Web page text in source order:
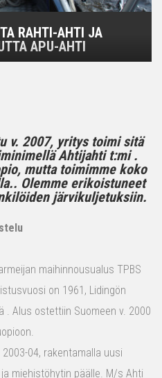
RAHTI-AHTI JA
APU-AHTI
v. 2007, yritys toimi sitä
Ahtijahti t:mi .
mutta toimimme koko
Olemme erikoistuneet
järvikuljetuksiin.
maihinnousualus TPBS
on 1961, Lidingön
. Alus ostettiin Suomeen v. 2000
04, rakentamalla uusi
miehistöhytin päälle. M/s Ahti